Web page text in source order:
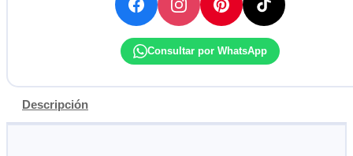
Consultar por WhatsApp
Descripción